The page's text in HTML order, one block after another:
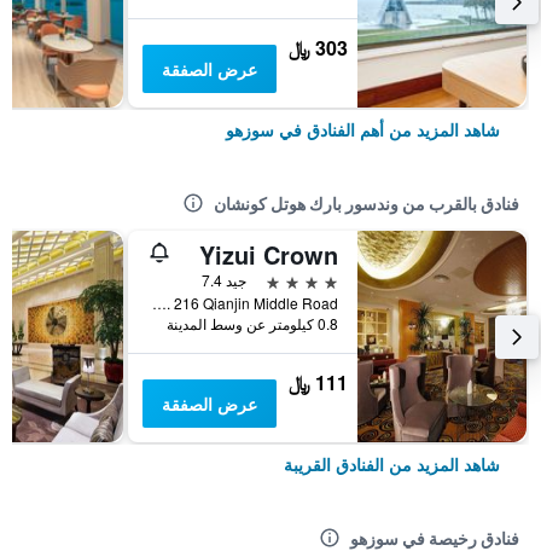
303 ﷼
عرض الصفقة
شاهد المزيد من أهم الفنادق في سوزهو
فنادق بالقرب من وندسور بارك هوتل كونشان
Yizui Crown
4 نجوم
جيد 7.4
No. 216 Qianjin Middle Road, سوزهو, الصين
0.8 كيلومتر عن وسط المدينة
111 ﷼
عرض الصفقة
شاهد المزيد من الفنادق القريبة
فنادق رخيصة في سوزهو